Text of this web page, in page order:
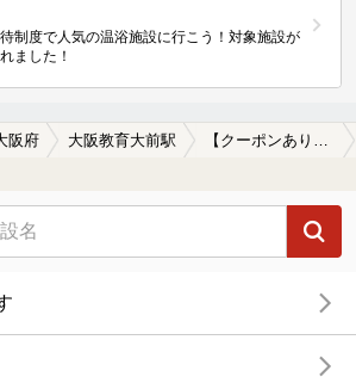
制度で人気の温浴施設に行こう！対象施設が
ました！
阪府 大阪教育大前駅 【クーポンあり】一人旅におすすめの大阪教育大前駅近くの温泉、日帰り温泉、スーパー銭湯おすすめ